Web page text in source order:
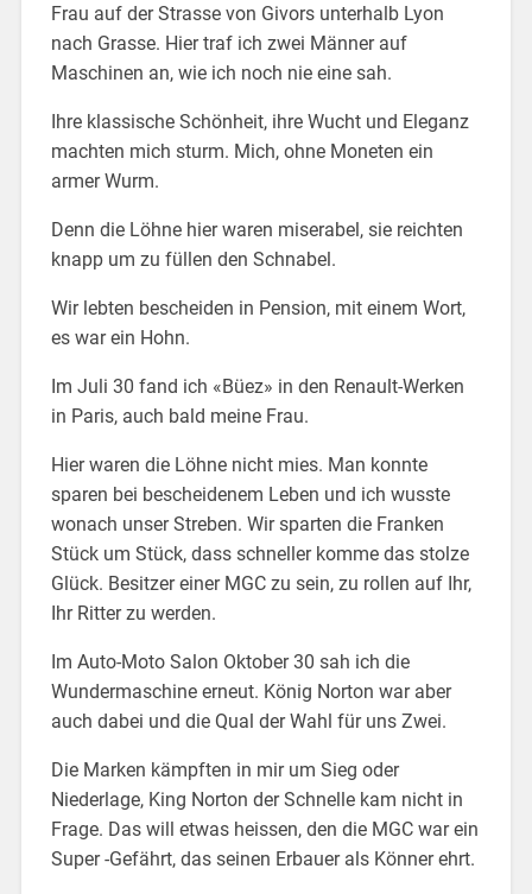
Frau auf der Strasse von Givors unterhalb Lyon
nach Grasse. Hier traf ich zwei Männer auf
Maschinen an, wie ich noch nie eine sah.
Ihre klassische Schönheit, ihre Wucht und Eleganz
machten mich sturm. Mich, ohne Moneten ein
armer Wurm.
Denn die Löhne hier waren miserabel, sie reichten
knapp um zu füllen den Schnabel.
Wir lebten bescheiden in Pension, mit einem Wort,
es war ein Hohn.
Im Juli 30 fand ich «Büez» in den Renault-Werken
in Paris, auch bald meine Frau.
Hier waren die Löhne nicht mies. Man konnte
sparen bei bescheidenem Leben und ich wusste
wonach unser Streben. Wir sparten die Franken
Stück um Stück, dass schneller komme das stolze
Glück. Besitzer einer MGC zu sein, zu rollen auf Ihr,
Ihr Ritter zu werden.
Im Auto-Moto Salon Oktober 30 sah ich die
Wundermaschine erneut. König Norton war aber
auch dabei und die Qual der Wahl für uns Zwei.
Die Marken kämpften in mir um Sieg oder
Niederlage, King Norton der Schnelle kam nicht in
Frage. Das will etwas heissen, den die MGC war ein
Super -Gefährt, das seinen Erbauer als Könner ehrt.